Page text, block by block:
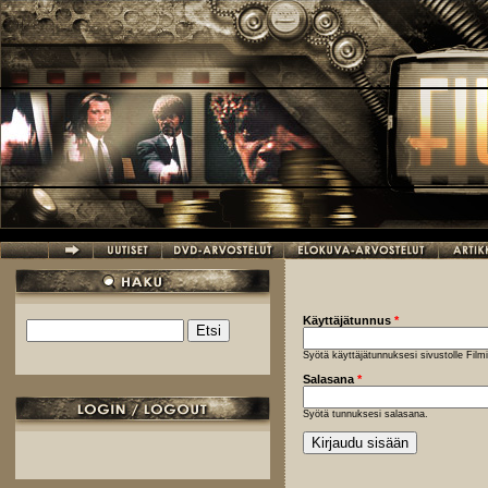
Hyppää pääsisältöön
Hakulomake
Käyttäjätunnus *
Syötä käyttäjätunnuksesi sivustolle
Salasana *
Syötä tunnuksesi salasana.